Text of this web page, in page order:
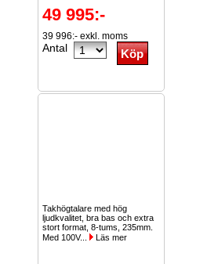
49 995:-
39 996:- exkl. moms
Antal
Takhögtalare med hög
ljudkvalitet, bra bas och extra
stort format, 8-tums, 235mm.
Med 100V...
Läs mer